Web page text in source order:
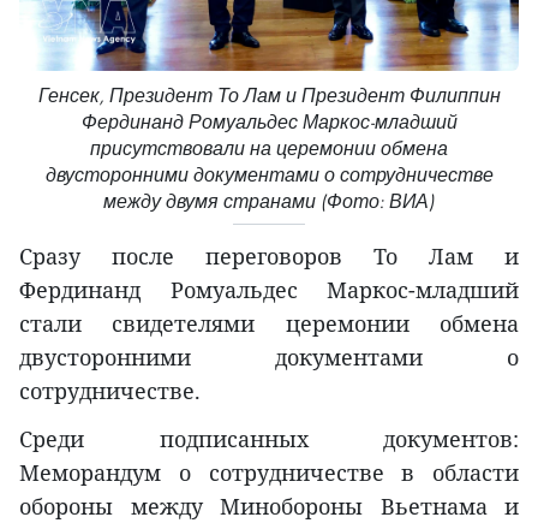
Генсек, Президент То Лам и Президент Филиппин
Фердинанд Ромуальдес Маркос-младший
присутствовали на церемонии обмена
двусторонними документами о сотрудничестве
между двумя странами (Фото: ВИА)
Сразу после переговоров То Лам и
Фердинанд Ромуальдес Маркос-младший
стали свидетелями церемонии обмена
двусторонними документами о
сотрудничестве.
Среди подписанных документов:
Меморандум о сотрудничестве в области
обороны между Минобороны Вьетнама и